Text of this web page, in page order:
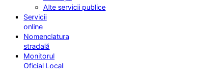
Alte servicii publice
Servicii
online
Nomenclatura
stradală
Monitorul
Oficial Local